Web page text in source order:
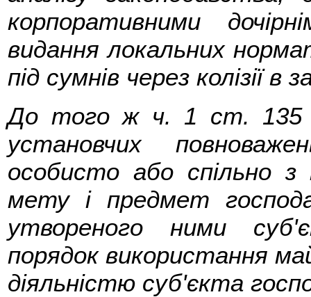
корпоративними
видання локальних
під сумнів через колізії в
До того ж ч. 1 ст. 135
установчих
особисто або спільно з
мету і предмет
утвореного ними
порядок використання
діяльністю суб'єкта